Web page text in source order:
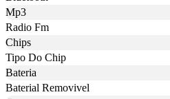
Mp3
Radio Fm
Chips
Tipo Do Chip
Bateria
Baterial Removivel